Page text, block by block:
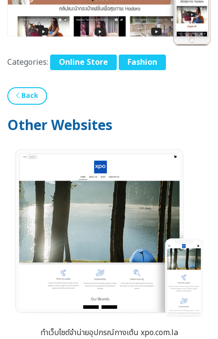
Categories: Online Store Fashion
Back
Other Websites
ทำเว็บไซต์จำน่ายอุปกรณ์กางเต้น xpo.com.la